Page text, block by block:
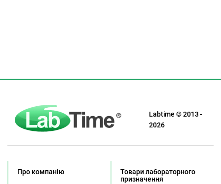
Labtime © 2013 -
2026
Про компанію
Товари лабораторного
призначення